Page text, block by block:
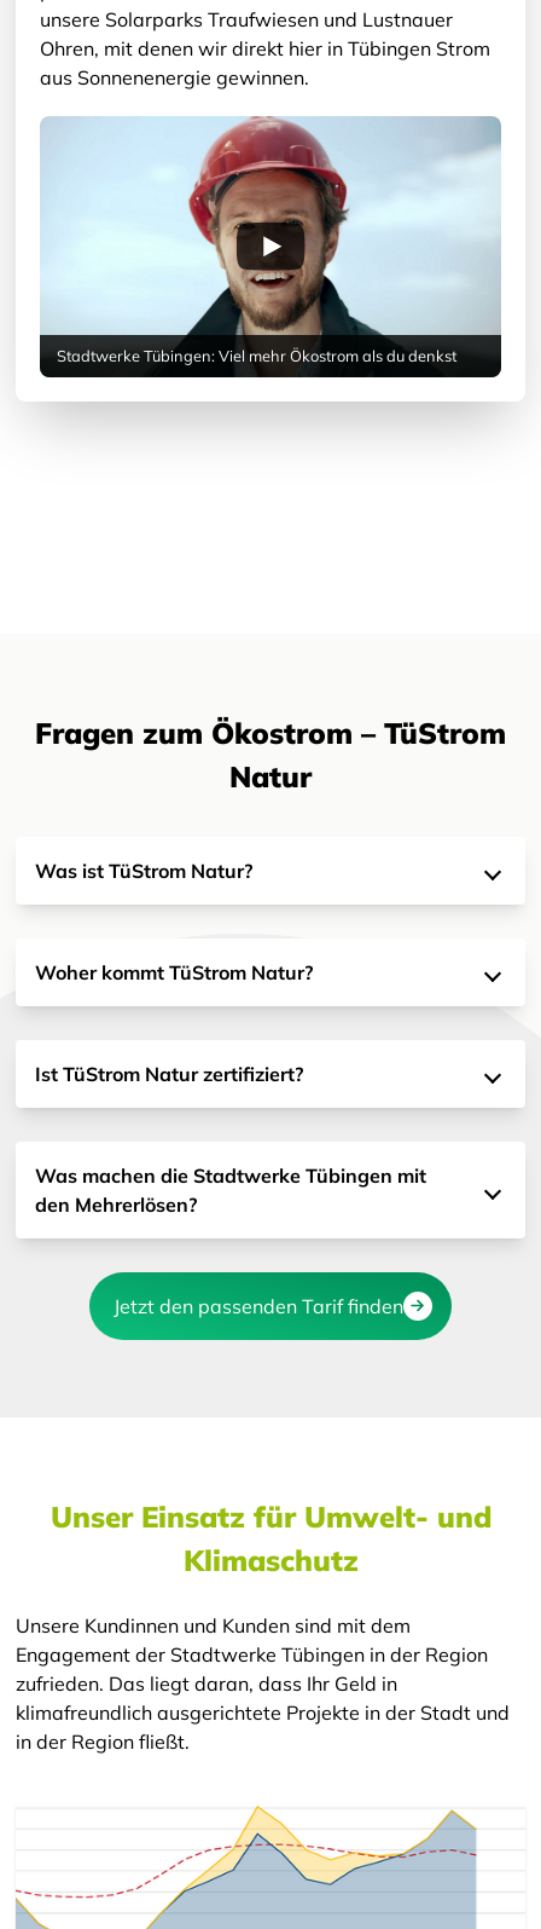
unsere Solarparks Traufwiesen und Lustnauer
Ohren, mit denen wir direkt hier in Tübingen Strom
aus Sonnenenergie gewinnen.
Stadtwerke Tübingen: Viel mehr Ökostrom als du denkst
Fragen zum Ökostrom – TüStrom
Natur
Was ist TüStrom Natur?
Woher kommt TüStrom Natur?
Ist TüStrom Natur zertifiziert?
Was machen die Stadtwerke Tübingen mit
den Mehrerlösen?
Jetzt den passenden Tarif finden
Unser Einsatz für Umwelt- und
Klimaschutz
Unsere Kundinnen und Kunden sind mit dem
Engagement der Stadtwerke Tübingen in der Region
zufrieden. Das liegt daran, dass Ihr Geld in
klimafreundlich ausgerichtete Projekte in der Stadt und
in der Region fließt.